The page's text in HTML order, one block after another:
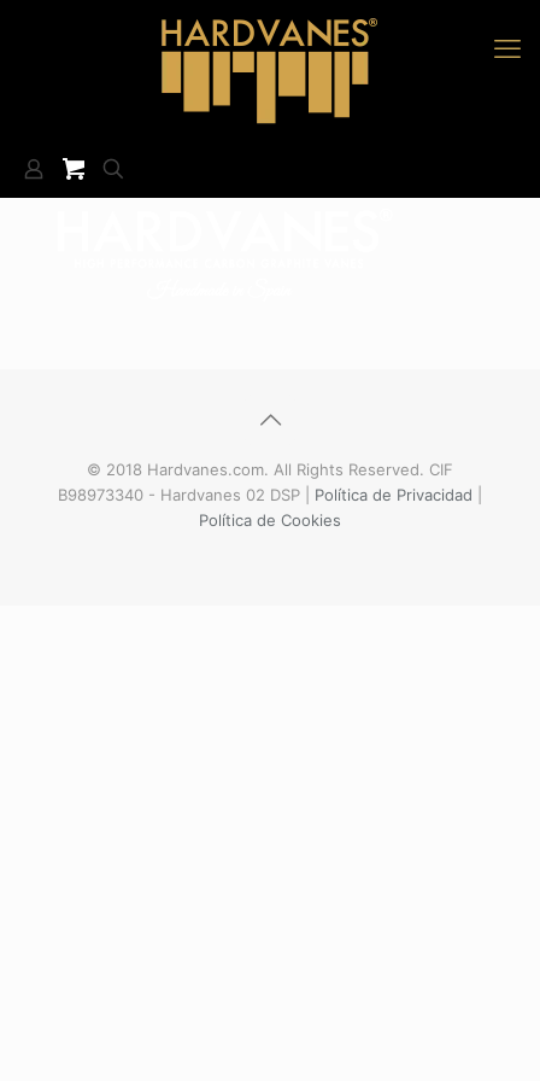
© 2018 Hardvanes.com. All Rights Reserved. CIF
B98973340 - Hardvanes 02 DSP | Política de Privacidad
Política de Cookies